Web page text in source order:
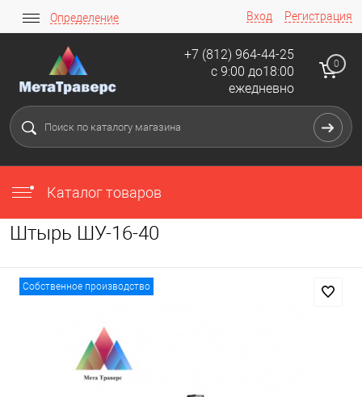
Вход Регистрация
Определение
+7 (812) 964-44-25
с 9:00 до18:00
ежедневно
0
Каталог товаров
Штырь ШУ-16-40
Собственное производство